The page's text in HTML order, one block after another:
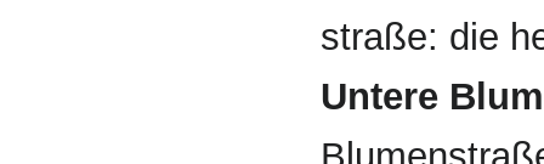
straße: die
Untere